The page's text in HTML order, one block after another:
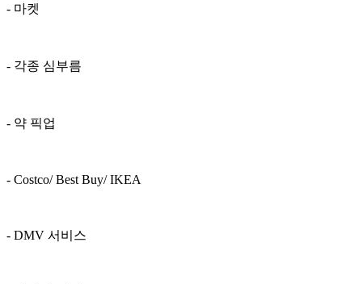
- 마켓
- 각종 심부름
- 약 픽업
- Costco/ Best Buy/ IKEA
- DMV 서비스